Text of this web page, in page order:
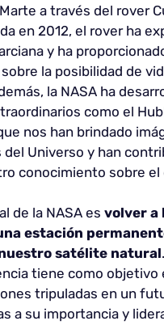
a través del rover
en 2012, el rover ha
y ha
la posibilidad de
la NASA ha
como el
nos han brindado
Universo y han
conocimiento sobre el
de la NASA es volver a
estación
satélite natural.
tiene como objetivo
tripuladas en un
a su importancia y